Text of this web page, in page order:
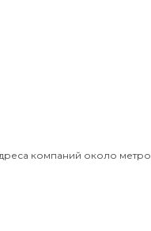
компаний около метро